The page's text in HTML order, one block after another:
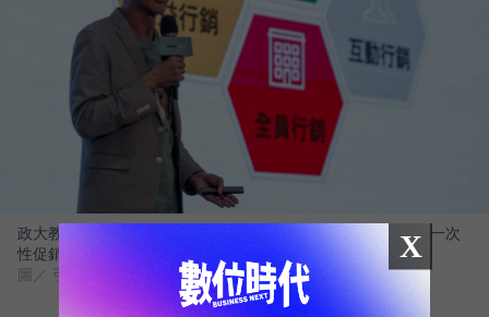
政大教授高端訓分享「會員經營飛輪模型」，建議品牌應擺脫一次
性促銷思維，轉向可持續創造會員價值的長期策略。
圖／ 引客數據invosData
X